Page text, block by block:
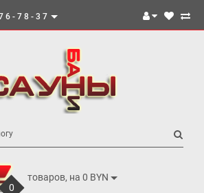
78-37
0
товаров, на 0 BYN